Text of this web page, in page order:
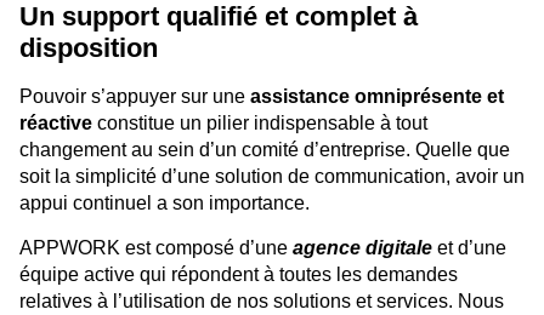
Un support qualifié et complet à
disposition
Pouvoir s’appuyer sur une assistance omniprésente et
réactive constitue un pilier indispensable à tout
changement au sein d’un comité d’entreprise. Quelle que
soit la simplicité d’une solution de communication, avoir un
appui continuel a son importance.
APPWORK est composé d’une agence digitale et d’une
équipe active qui répondent à toutes les demandes
relatives à l’utilisation de nos solutions et services. Nous